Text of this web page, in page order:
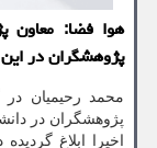
هوا فضا: معاون
پژوهشگران در
محمد رحیمیان در
پژوهشگران در
اخیرا ابلاغ